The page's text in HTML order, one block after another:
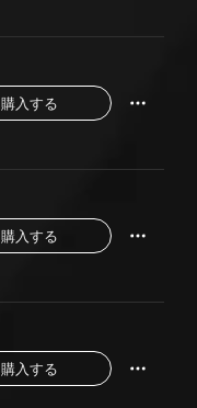
購入する
購入する
購入する